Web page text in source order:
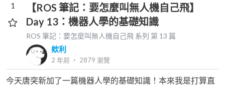
【ROS 筆記：要怎麼叫無人機自己飛】
Day 13：機器人學的基礎知識
ROS 筆記：要怎麼叫無人機自己飛 系列 第 13 篇
欸利
2 年前 ‧ 2879 瀏覽
1
今天唐突新加了一篇機器人學的基礎知識！本來我是打算直